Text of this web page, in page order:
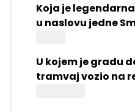
Koja je
u naslovu jedne
U kojem je gradu
tramvaj vozio na